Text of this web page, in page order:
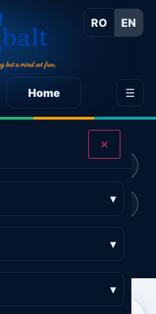
RO EN
Home ☰
✕
▾
▾
▾
SERVICIILOR
Calculator preț 3D and AR